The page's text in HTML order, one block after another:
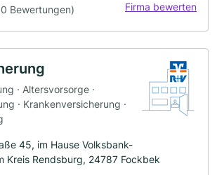
Bewertungen) Firma bewerten
· Altersvorsorge ·
· Krankenversicherung ·
45, im Hause Volksbank-
Kreis Rendsburg, 24787 Fockbek